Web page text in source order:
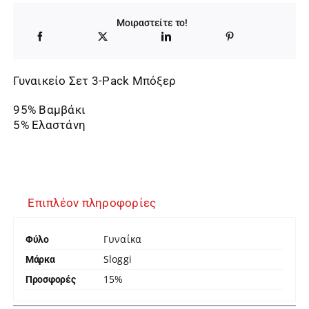
20,00 €.
είναι:
17,00 €.
Μοιραστείτε το!
Γυναικείο Σετ 3-Pack Μπόξερ
95% Βαμβάκι
5% Ελαστάνη
Επιπλέον πληροφορίες
Φύλο Γυναίκα
Μάρκα Sloggi
Προσφορές 15%